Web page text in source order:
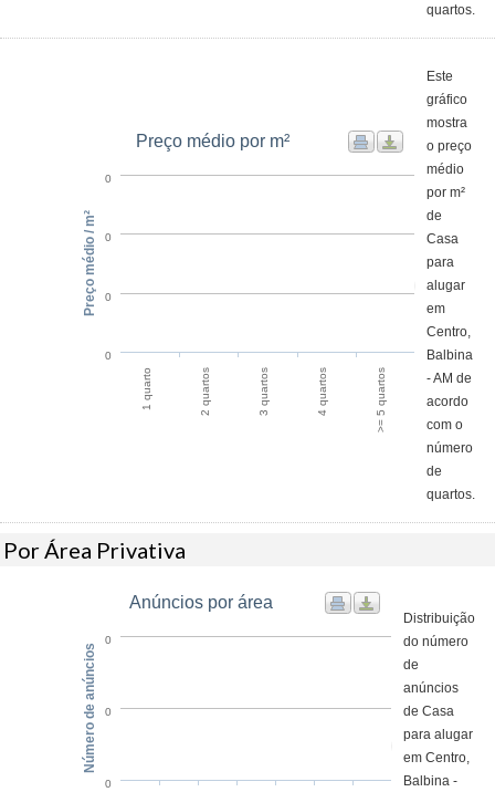
quartos.
Preço médio por m²
1 quarto 2 quartos 3 quartos 4 quartos >= 5 quartos
0
0
0
0
Preço médio / m²
Este
gráfico
mostra
o preço
médio
por m²
de
Casa
para
alugar
em
Centro,
Balbina
- AM de
acordo
com o
número
de
quartos.
Por Área Privativa
Anúncios por área
0
0
0
Número de anúncios
Distribuição
do número
de
anúncios
de Casa
para alugar
em Centro,
Balbina -